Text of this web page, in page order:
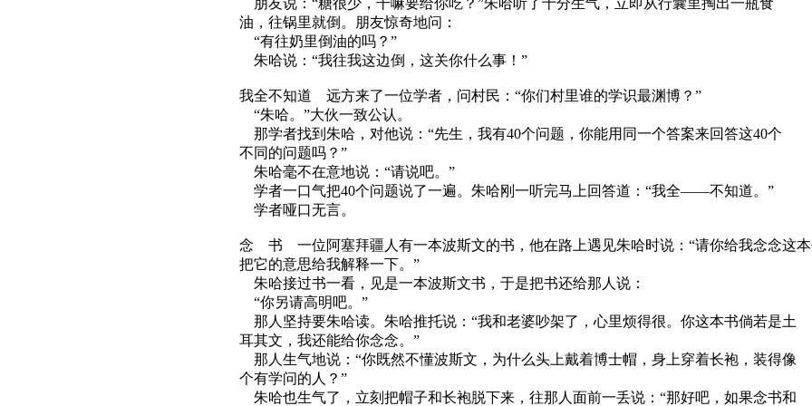
朋友说：“糖很少，干嘛要给你吃？”朱哈听了十分生气，立即从行囊里掏出一瓶食
油，往锅里就倒。朋友惊奇地问：
“有往奶里倒油的吗？”
朱哈说：“我往我这边倒，这关你什么事！”
我全不知道 远方来了一位学者，问村民：“你们村里谁的学识最渊博？”
“朱哈。”大伙一致公认。
那学者找到朱哈，对他说：“先生，我有40个问题，你能用同一个答案来回答这40个
不同的问题吗？”
朱哈毫不在意地说：“请说吧。”
学者一口气把40个问题说了一遍。朱哈刚一听完马上回答道：“我全——不知道。”
学者哑口无言。
念 书 一位阿塞拜疆人有一本波斯文的书，他在路上遇见朱哈时说：“请你给我念念这
把它的意思给我解释一下。”
朱哈接过书一看，见是一本波斯文书，于是把书还给那人说：
“你另请高明吧。”
那人坚持要朱哈读。朱哈推托说：“我和老婆吵架了，心里烦得很。你这本书倘若是土
耳其文，我还能给你念念。”
那人生气地说：“你既然不懂波斯文，为什么头上戴着博士帽，身上穿着长袍，装得像
个有学问的人？”
朱哈也生气了，立刻把帽子和长袍脱下来，往那人面前一丢说：“那好吧，如果念书和